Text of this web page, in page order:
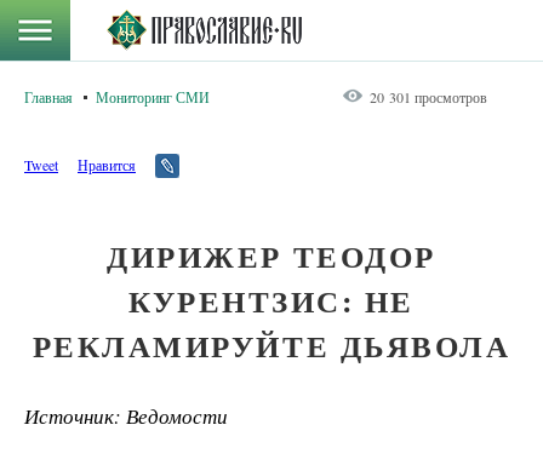
Главная Мониторинг СМИ 20 301 просмотров
Tweet Нравится
ДИРИЖЕР ТЕОДОР
КУРЕНТЗИС: НЕ
РЕКЛАМИРУЙТЕ ДЬЯВОЛА
Источник: Ведомости